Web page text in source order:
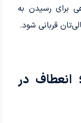
برای رسیدن به
قربانی شود.
انعطاف در